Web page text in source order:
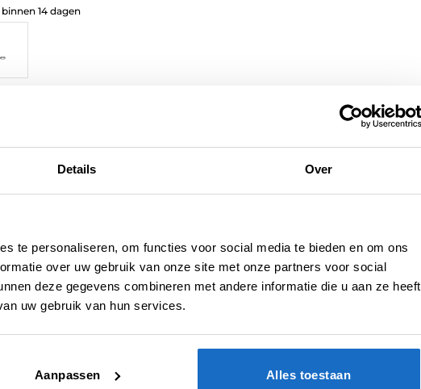
Details Over
te personaliseren, om functies voor social media te bieden en om ons
over uw gebruik van onze site met onze partners voor social
deze gegevens combineren met andere informatie die u aan ze heeft
uw gebruik van hun services.
Aanpassen Alles toestaan
14 dagen